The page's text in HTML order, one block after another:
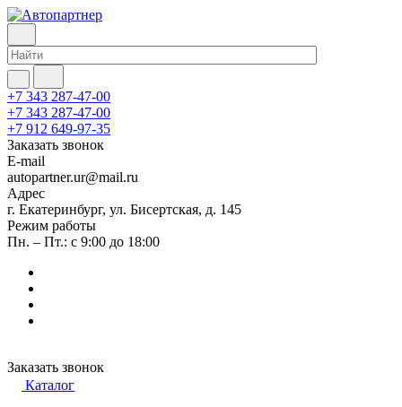
+7 343 287-47-00
+7 343 287-47-00
+7 912 649-97-35
Заказать звонок
E-mail
autopartner.ur@mail.ru
Адрес
г. Екатеринбург, ул. Бисертская, д. 145
Режим работы
Пн. – Пт.: с 9:00 до 18:00
Заказать звонок
Каталог